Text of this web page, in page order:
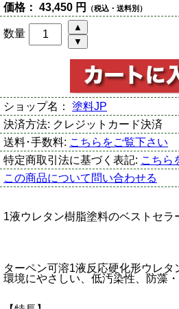
価格： 43,450 円 （税込・送料別）
数量
ショップ名： 塗料JP
決済方法: クレジットカード決済
送料･手数料: こちらをご覧下さい
特定商取引法に基づく表記: こちら
この商品について問い合わせる
1液ウレタン樹脂塗料のベストセラ
ターペン可溶1液反応硬化形ウレタ
環境にやさしい、低汚染性、防藻